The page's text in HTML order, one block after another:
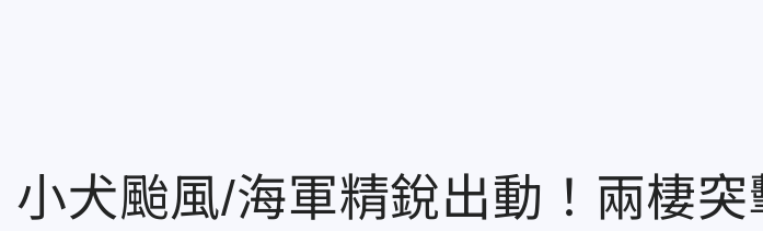
小犬颱風/海軍精銳出動！兩棲突